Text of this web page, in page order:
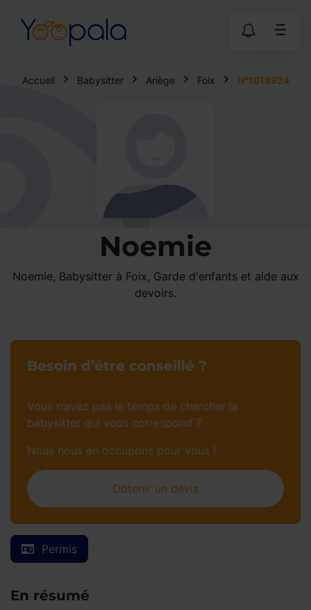
Accueil Babysitter Ariège Foix N°1018924
Noemie
Noemie, Babysitter à Foix, Garde d'enfants et aide aux
devoirs.
Permis
En résumé
Besoin d’être conseillé ?
Vous n’avez pas le temps de chercher la
babysitter qui vous correspond ?
Nous nous en occupons pour vous !
Obtenir un devis